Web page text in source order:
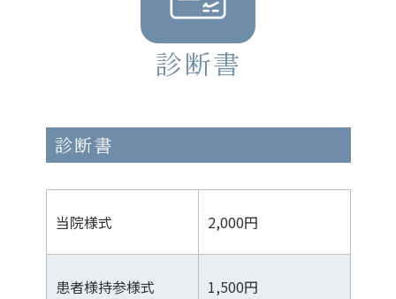
診断書
診断書
当院様式 2,000円
患者様持参様式 1,500円